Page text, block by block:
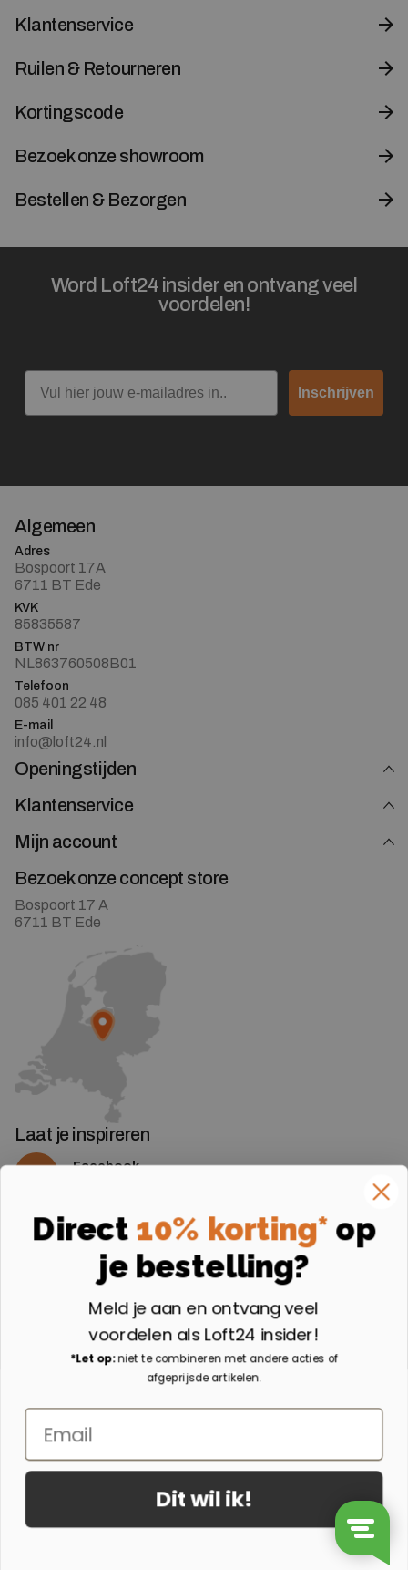
Klantenservice
Ruilen & Retourneren
Kortingscode
Bezoek onze showroom
Bestellen & Bezorgen
Word Loft24 insider en ontvang veel
voordelen!
Email
Inschrijven
Algemeen
Adres
Bospoort 17A
6711 BT Ede
KVK
85835587
BTW nr
NL863760508B01
Telefoon
085 401 22 48
E-mail
info@loft24.nl
Openingstijden
Klantenservice
Mijn account
Bezoek onze concept store
Bospoort 17 A
6711 BT Ede
Laat je inspireren
Facebook
Instagram
Volg ons op Instagram
Aangesloten bij
Direct 10% korting* op
je bestelling?
Meld je aan en ontvang veel
voordelen als Loft24 insider!
*Let op:niet te combineren met andere acties of
afgeprijsde artikelen.
Email
Dit wil ik!